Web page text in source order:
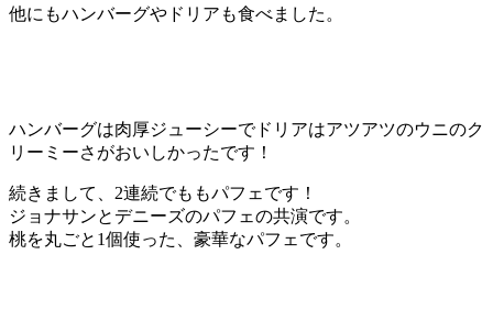
他にもハンバーグやドリアも食べました。
ハンバーグは肉厚ジューシーでドリアはアツアツのウニのク
リーミーさがおいしかったです！
続きまして、2連続でももパフェです！
ジョナサンとデニーズのパフェの共演です。
桃を丸ごと1個使った、豪華なパフェです。